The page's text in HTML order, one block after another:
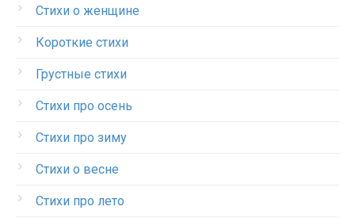
Стихи о женщине
Короткие стихи
Грустные стихи
Стихи про осень
Стихи про зиму
Стихи о весне
Стихи про лето